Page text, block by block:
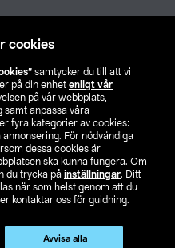
cookies
samtycker du till att vi
på din enhet enligt vår
på vår webbplats,
samt anpassa våra
fyra kategorier av cookies:
För nödvändiga
dessa cookies är
ska kunna fungera. Om
du trycka på inställningar. Ditt
när som helst genom att du
kontaktar oss för guidning.
Avvisa alla
butik
FI